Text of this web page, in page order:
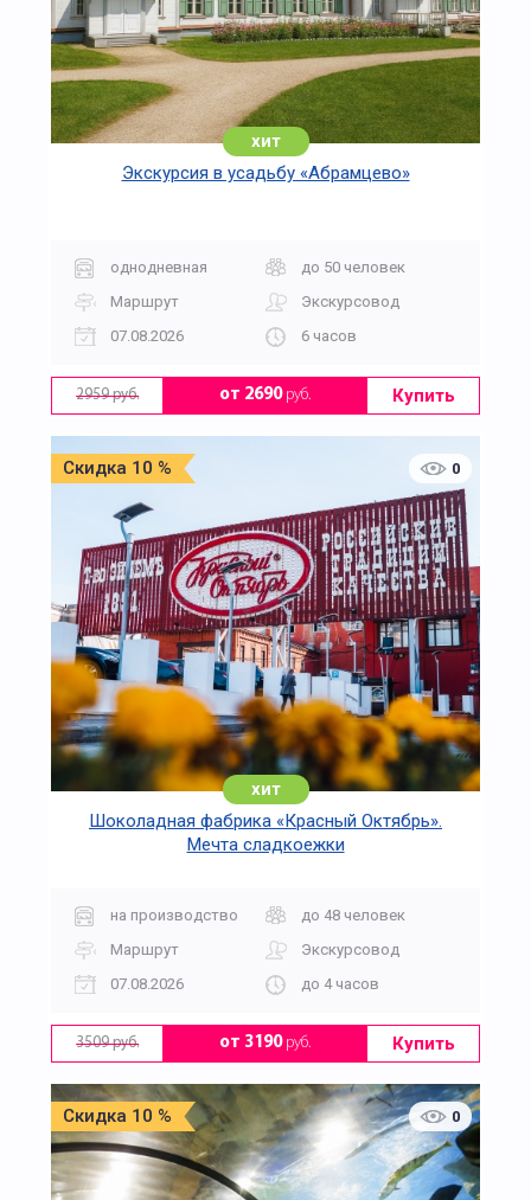
хит
Экскурсия в усадьбу «Абрамцево»
однодневная
до 50 человек
Маршрут
Экскурсовод
07.08.2026
6 часов
2959 руб. от 2690руб. Купить
Скидка 10 % 0
хит
Шоколадная фабрика «Красный Октябрь».
Мечта сладкоежки
на производство
до 48 человек
Маршрут
Экскурсовод
07.08.2026
до 4 часов
3509 руб. от 3190руб. Купить
Скидка 10 % 0